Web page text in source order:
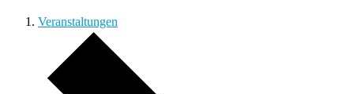
Veranstaltungen